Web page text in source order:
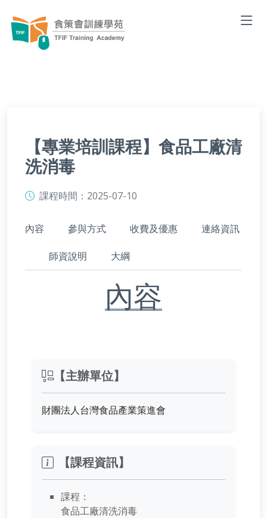
【專業培訓課程】食品工廠清
洗消毒
課程時間： 2025-07-10
內容 參與方式 收費及優惠
連絡資訊
師資說明
大綱
內容
【主辦單位】
財團法人台灣食品產業策進會
【課程資訊】
課程：
食品工廠清洗消毒